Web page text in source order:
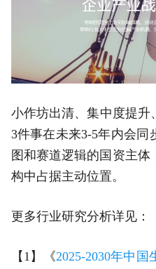
小作坊出清、集中度提
3件事在未来3-5年内会同
图和赛道逻辑的国资主
构中占据主动位置。
更多行业研究分析详见：
【1】《2025-2030年中